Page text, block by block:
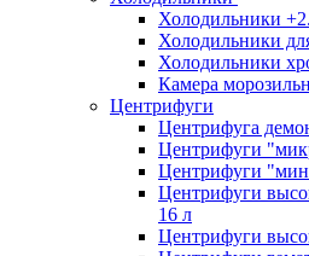
Холодильники
Холодильники
Холодильники
Камера
Центрифуги
Центрифуга
Центрифуги
Центрифуги
Центрифуги
16 л
Центрифуги